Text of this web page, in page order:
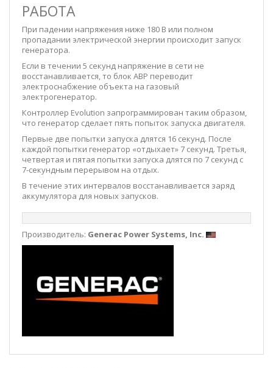
РАБОТА
При падении напряжения ниже 180 В или полном
пропадании электрической энергии происходит запуск
генератора.
Если в течении 5 секунд напряжение в сети не
восстанавливается, то блок АВР переводит
электроснабжение объекта на газовый
электрогенератор.
Контроллер Evolution запрограммирован таким образом,
что генератор сделает пять попыток запуска двигателя.
Первые две попытки запуска длятся 16 секунд. После
каждой попытки генератор «отдыхает» 7 секунд. Третья,
четвертая и пятая попытки запуска длятся по 7 секунд с
7-секундным перерывом на отдых.
В течение этих интервалов восстанавливается заряд
аккумулятора для новых запусков.
Производитель: Generac Power Systems, Inc.